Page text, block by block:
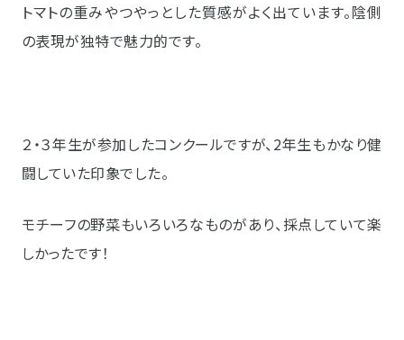
トマトの重みやつやっとした質感がよく出ています。陰側
の表現が独特で魅力的です。
２・３年生が参加したコンクールですが、2年生もかなり健
闘していた印象でした。
モチーフの野菜もいろいろなものがあり、採点していて楽
しかったです！